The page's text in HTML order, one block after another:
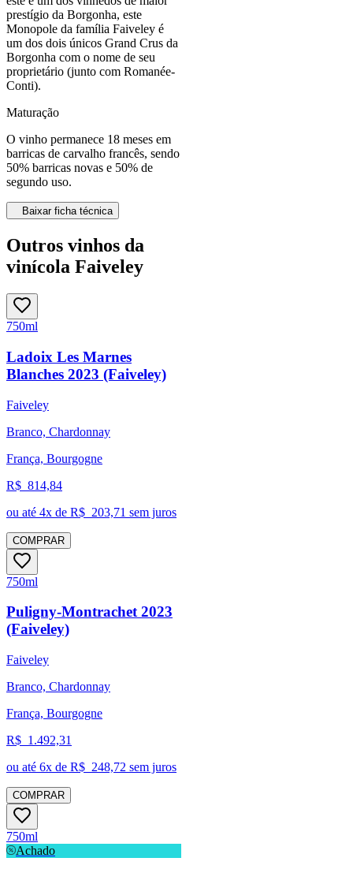
prestígio da Borgonha, este
Monopole da família Faiveley é
um dos dois únicos Grand Crus da
Borgonha com o nome de seu
proprietário (junto com Romanée-
Conti).
Maturação
O vinho permanece 18 meses em
barricas de carvalho francês, sendo
50% barricas novas e 50% de
segundo uso.
Baixar ficha técnica
Outros vinhos da
vinícola Faiveley
750ml
Ladoix Les Marnes
Blanches 2023 (Faiveley)
Faiveley
Branco, Chardonnay
França, Bourgogne
R$ 814,84
ou até 4x de R$ 203,71 sem juros
COMPRAR
750ml
Puligny-Montrachet 2023
(Faiveley)
Faiveley
Branco, Chardonnay
França, Bourgogne
R$ 1.492,31
ou até 6x de R$ 248,72 sem juros
COMPRAR
750ml
Achado